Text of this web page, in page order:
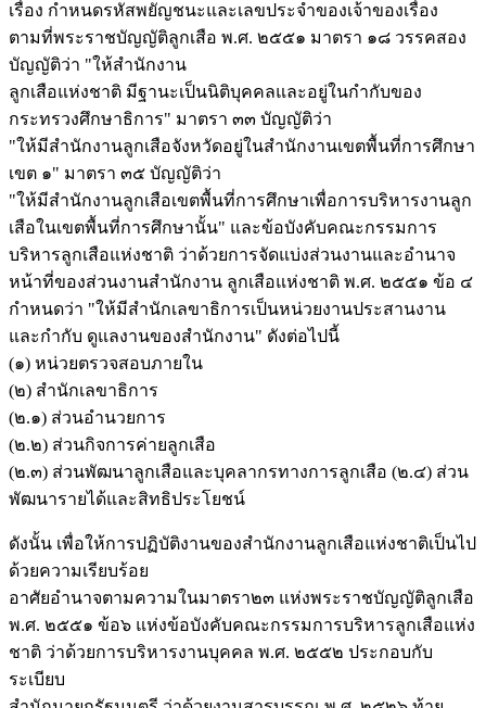
เรื่อง กำหนดรหัสพยัญชนะและเลขประจำของเจ้าของเรื่อง
ตามที่พระราชบัญญัติลูกเสือ พ.ศ. ๒๕๕๑ มาตรา ๑๘ วรรคสอง
บัญญัติว่า "ให้สำนักงาน
ลูกเสือแห่งชาติ มีฐานะเป็นนิติบุคคลและอยู่ในกำกับของ
กระทรวงศึกษาธิการ" มาตรา ๓๓ บัญญัติว่า
"ให้มีสำนักงานลูกเสือจังหวัดอยู่ในสำนักงานเขตพื้นที่การศึกษา
เขต ๑" มาตรา ๓๕ บัญญัติว่า
"ให้มีสำนักงานลูกเสือเขตพื้นที่การศึกษาเพื่อการบริหารงานลูก
เสือในเขตพื้นที่การศึกษานั้น" และข้อบังคับคณะกรรมการ
บริหารลูกเสือแห่งชาติ ว่าด้วยการจัดแบ่งส่วนงานและอำนาจ
หน้าที่ของส่วนงานสำนักงาน ลูกเสือแห่งชาติ พ.ศ. ๒๕๕๑ ข้อ ๔
กำหนดว่า "ให้มีสำนักเลขาธิการเป็นหน่วยงานประสานงาน
และกำกับ ดูแลงานของสำนักงาน" ดังต่อไปนี้
(๑) หน่วยตรวจสอบภายใน
(๒) สำนักเลขาธิการ
(๒.๑) ส่วนอำนวยการ
(๒.๒) ส่วนกิจการค่ายลูกเสือ
(๒.๓) ส่วนพัฒนาลูกเสือและบุคลากรทางการลูกเสือ (๒.๔) ส่วน
พัฒนารายได้และสิทธิประโยชน์
ดังนั้น เพื่อให้การปฏิบัติงานของสำนักงานลูกเสือแห่งชาติเป็นไป
ด้วยความเรียบร้อย
อาศัยอำนาจตามความในมาตรา๒๓ แห่งพระราชบัญญัติลูกเสือ
พ.ศ. ๒๕๕๑ ข้อ๖ แห่งข้อบังคับคณะกรรมการบริหารลูกเสือแห่ง
ชาติ ว่าด้วยการบริหารงานบุคคล พ.ศ. ๒๕๕๒ ประกอบกับ
ระเบียบ